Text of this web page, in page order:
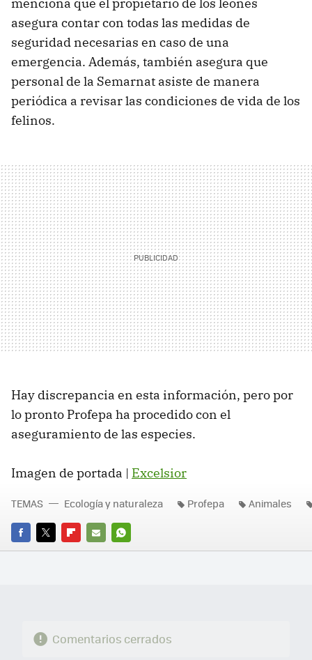
menciona que el propietario de los leones
asegura contar con todas las medidas de
seguridad necesarias en caso de una
emergencia. Además, también asegura que
personal de la Semarnat asiste de manera
periódica a revisar las condiciones de vida de los
felinos.
Hay discrepancia en esta información, pero por
lo pronto Profepa ha procedido con el
aseguramiento de las especies.
Imagen de portada | Excelsior
FACEBOOK
TWITTERFLIPBOARD
E-
WHATSAPP
TEMAS Ecología y naturaleza Profepa Animales
Comentarios cerrados